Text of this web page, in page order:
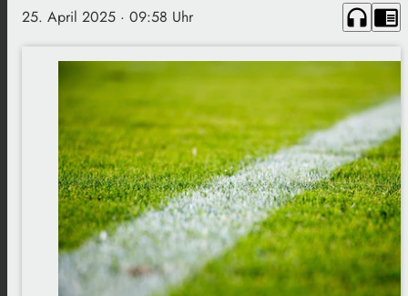
25. April 2025 · 09:58 Uhr headphones chrome_reader_mode